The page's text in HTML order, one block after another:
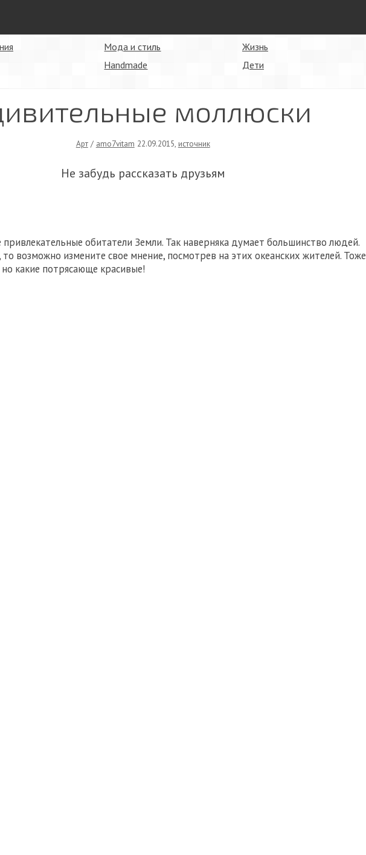
Мода и стиль
Handmade
Жизнь
Дети
моллюски
Арт/ amo7vitam 22.09.2015, источник
Не забудь рассказать друзьям
обитатели Земли. Так наверняка думает большинство людей.
то возможно измените свое мнение, посмотрев на этих океанских жителей. Тоже
какие потрясающе красивые!